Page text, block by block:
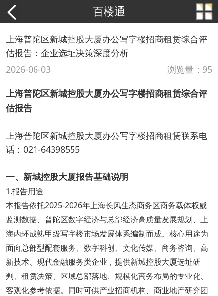
百楼通
上海普陀区新城控股大厦办公写字楼招商租赁综合评
估报告：企业选址决策深度分析
2026-06-03
浏览量：95
上海普陀区新城控股大厦办公写字楼招商租赁综合评
估报告
上海普陀区新城控股大厦办公写字楼招商租赁联系电
话：021-64398555
一、新城控股大厦报告基础说明
1.报告用途
本报告依托2025-2026年上海长风生态商务区商务载体权威
监测数据、普陀区数字经济与总部经济高质量发展规划、上
海内环成熟甲级写字楼市场发展体系编制而成。核心用途为
面向总部型配套服务、数字科创、文化传媒、商务咨询、高
新技术、现代金融服务类企业，提供新城控股大厦选址研
判、租赁决策、区域总部落地、规模化商务布局的专业化、
客观化参考依据。同时可供产业招商机构、商业地产研究团